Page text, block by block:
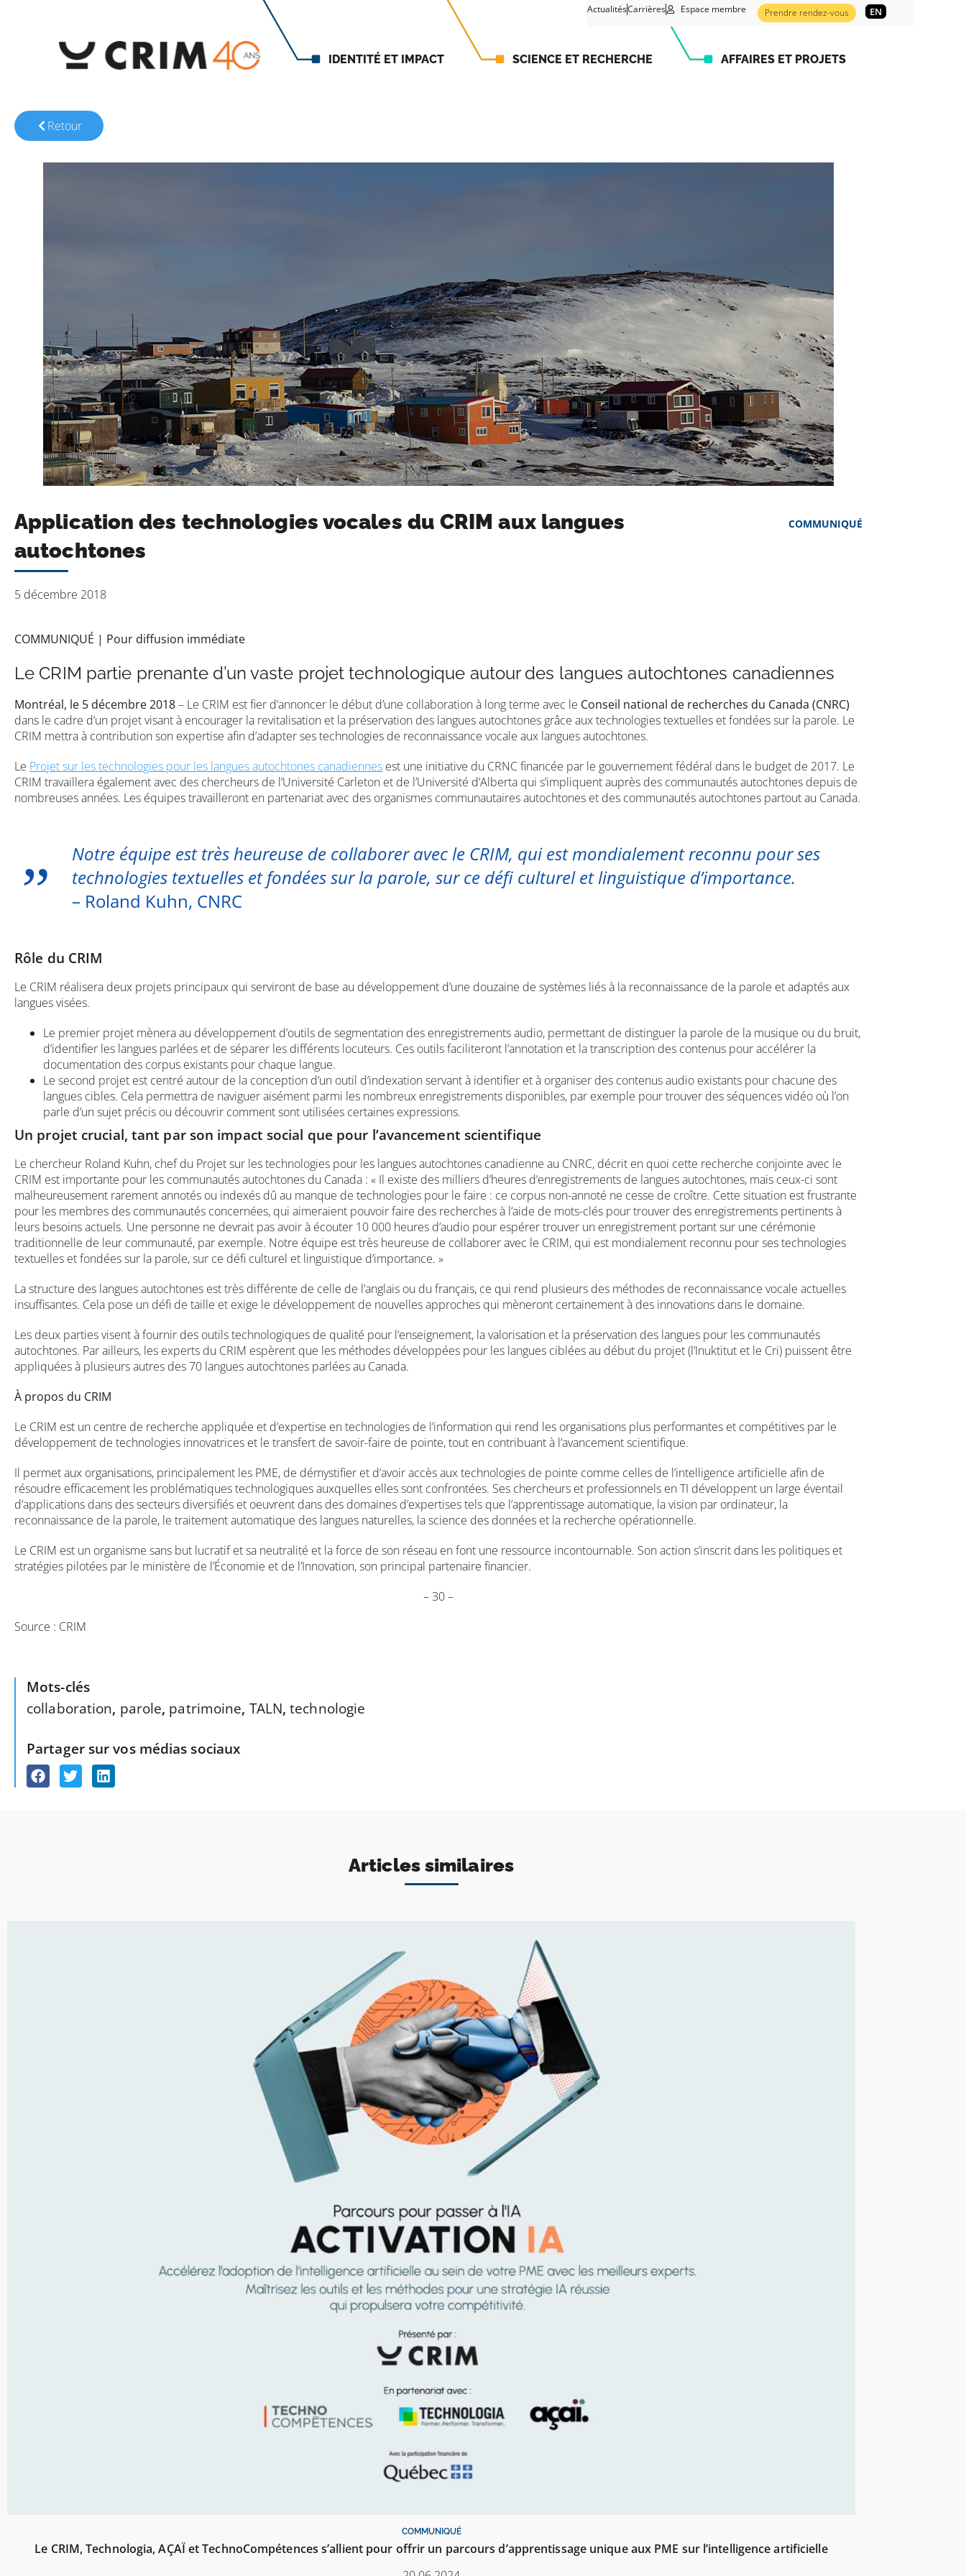
ActualitésCarrières Espace membre Prendre rendez-vous EN
IDENTITÉ ET IMPACT SCIENCE ET RECHERCHE AFFAIRES ET PROJETS
Retour
Application des technologies vocales du CRIM aux langues
autochtones
COMMUNIQUÉ
5 décembre 2018
COMMUNIQUÉ | Pour diffusion immédiate
Le CRIM partie prenante d’un vaste projet technologique autour des langues autochtones canadiennes
Montréal, le 5 décembre 2018– Le CRIM est fier d’annoncer le début d’une collaboration à long terme avec le Conseil national de recherches du Canada (CNRC)
dans le cadre d’un projet visant à encourager la revitalisation et la préservation des langues autochtones grâce aux technologies textuelles et fondées sur la parole. Le
CRIM mettra à contribution son expertise afin d’adapter ses technologies de reconnaissance vocale aux langues autochtones.
Le Projet sur les technologies pour les langues autochtones canadiennes est une initiative du CRNC financée par le gouvernement fédéral dans le budget de 2017. Le
CRIM travaillera également avec des chercheurs de l’Université Carleton et de l’Université d’Alberta qui s’impliquent auprès des communautés autochtones depuis de
nombreuses années. Les équipes travailleront en partenariat avec des organismes communautaires autochtones et des communautés autochtones partout au Canada.
Notre équipe est très heureuse de collaborer avec le CRIM, qui est mondialement reconnu pour ses
technologies textuelles et fondées sur la parole, sur ce défi culturel et linguistique d’importance.
– Roland Kuhn, CNRC
Rôle du CRIM
Le CRIM réalisera deux projets principaux qui serviront de base au développement d’une douzaine de systèmes liés à la reconnaissance de la parole et adaptés aux
langues visées.
Le premier projet mènera au développement d’outils de segmentation des enregistrements audio, permettant de distinguer la parole de la musique ou du bruit,
d’identifier les langues parlées et de séparer les différents locuteurs. Ces outils faciliteront l’annotation et la transcription des contenus pour accélérer la
documentation des corpus existants pour chaque langue.
Le second projet est centré autour de la conception d’un outil d’indexation servant à identifier et à organiser des contenus audio existants pour chacune des
langues cibles. Cela permettra de naviguer aisément parmi les nombreux enregistrements disponibles, par exemple pour trouver des séquences vidéo où l’on
parle d’un sujet précis ou découvrir comment sont utilisées certaines expressions.
Un projet crucial, tant par son impact social que pour l’avancement scientifique
Le chercheur Roland Kuhn, chef du Projet sur les technologies pour les langues autochtones canadienne au CNRC, décrit en quoi cette recherche conjointe avec le
CRIM est importante pour les communautés autochtones du Canada : « Il existe des milliers d’heures d’enregistrements de langues autochtones, mais ceux-ci sont
malheureusement rarement annotés ou indexés dû au manque de technologies pour le faire : ce corpus non-annoté ne cesse de croître. Cette situation est frustrante
pour les membres des communautés concernées, qui aimeraient pouvoir faire des recherches à l’aide de mots-clés pour trouver des enregistrements pertinents à
leurs besoins actuels. Une personne ne devrait pas avoir à écouter 10 000 heures d’audio pour espérer trouver un enregistrement portant sur une cérémonie
traditionnelle de leur communauté, par exemple. Notre équipe est très heureuse de collaborer avec le CRIM, qui est mondialement reconnu pour ses technologies
textuelles et fondées sur la parole, sur ce défi culturel et linguistique d’importance. »
La structure des langues autochtones est très différente de celle de l’anglais ou du français, ce qui rend plusieurs des méthodes de reconnaissance vocale actuelles
insuffisantes. Cela pose un défi de taille et exige le développement de nouvelles approches qui mèneront certainement à des innovations dans le domaine.
Les deux parties visent à fournir des outils technologiques de qualité pour l’enseignement, la valorisation et la préservation des langues pour les communautés
autochtones. Par ailleurs, les experts du CRIM espèrent que les méthodes développées pour les langues ciblées au début du projet (l’Inuktitut et le Cri) puissent être
appliquées à plusieurs autres des 70 langues autochtones parlées au Canada.
À propos du CRIM
Le CRIM est un centre de recherche appliquée et d’expertise en technologies de l’information qui rend les organisations plus performantes et compétitives par le
développement de technologies innovatrices et le transfert de savoir-faire de pointe, tout en contribuant à l’avancement scientifique.
Il permet aux organisations, principalement les PME, de démystifier et d’avoir accès aux technologies de pointe comme celles de l’intelligence artificielle afin de
résoudre efficacement les problématiques technologiques auxquelles elles sont confrontées. Ses chercheurs et professionnels en TI développent un large éventail
d’applications dans des secteurs diversifiés et oeuvrent dans des domaines d’expertises tels que l’apprentissage automatique, la vision par ordinateur, la
reconnaissance de la parole, le traitement automatique des langues naturelles, la science des données et la recherche opérationnelle.
Le CRIM est un organisme sans but lucratif et sa neutralité et la force de son réseau en font une ressource incontournable. Son action s’inscrit dans les politiques et
stratégies pilotées par le ministère de l’Économie et de l’Innovation, son principal partenaire financier.
– 30 –
Source : CRIM
Mots-clés
collaboration, parole, patrimoine, TALN,technologie
Partager sur vos médias sociaux
Articles similaires
COMMUNIQUÉ
Le CRIM, Technologia, AÇAÏ et TechnoCompétences s’allient pour offrir un parcours d’apprentissage unique aux PME sur l’intelligence artificielle